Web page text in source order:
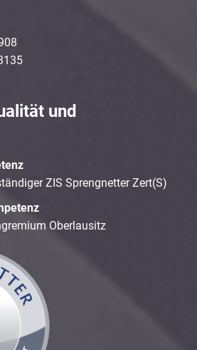
und
ZIS Sprengnetter Zert(S)
Oberlausitz